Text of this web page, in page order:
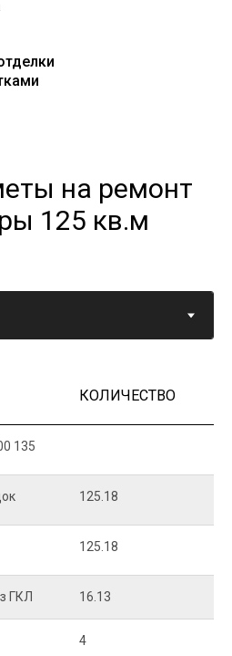
на ремонт
125 кв.м
КОЛИЧЕСТВО
135
125.18
125.18
ГКЛ 16.13
4